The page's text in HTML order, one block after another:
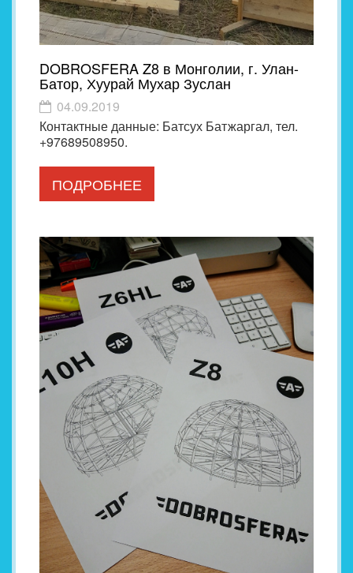
DOBROSFERA Z8 в Монголии, г. Улан-
Батор, Хуурай Мухар Зуслан
04.09.2019
Контактные данные: Батсух Батжаргал, тел.
+97689508950.
ПОДРОБНЕЕ